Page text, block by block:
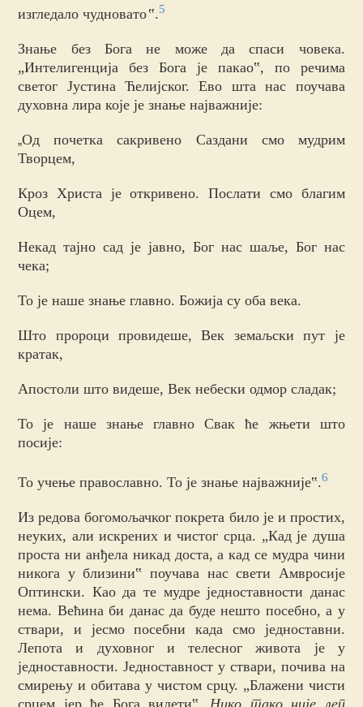
изгледало чудновато‟.5
Знање без Бога не може да спаси човека.
„Интелигенција без Бога је пакао‟, по речима
светог Јустина Ћелијског. Ево шта нас поучава
духовна лира које је знање најважније:
„Од почетка сакривено Саздани смо мудрим
Творцем,
Кроз Христа је откривено. Послати смо благим
Оцем,
Некад тајно сад је јавно, Бог нас шаље, Бог нас
чека;
То је наше знање главно. Божија су оба века.
Што пророци провидеше, Век земаљски пут је
кратак,
Апостоли што видеше, Век небески одмор сладак;
То је наше знање главно Свак ће жњети што
посије:
То учење православно. То је знање најважније‟.6
Из редова богомољачког покрета било је и простих,
неуких, али искрених и чистог срца. „Кад је душа
проста ни анђела никад доста, а кад се мудра чини
никога у близини‟ поучава нас свети Амвросије
Оптински. Као да те мудре једноставности данас
нема. Већина би данас да буде нешто посебно, а у
ствари, и јесмо посебни када смо једноставни.
Лепота и духовног и телесног живота је у
једноставности. Једноставност у ствари, почива на
смирењу и обитава у чистом срцу. „Блажени чисти